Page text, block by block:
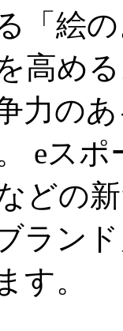
「絵
高め
力の
eス
どの
ラン
す。